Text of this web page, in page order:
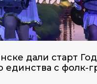
дали старт
единства с фолк-